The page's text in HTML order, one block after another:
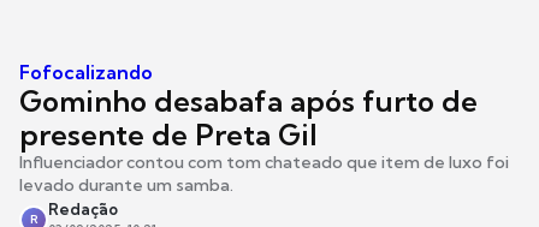
Fofocalizando
Gominho desabafa após furto de
presente de Preta Gil
Influenciador contou com tom chateado que item de luxo foi
levado durante um samba.
R
Redação